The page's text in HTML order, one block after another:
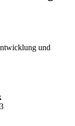
und